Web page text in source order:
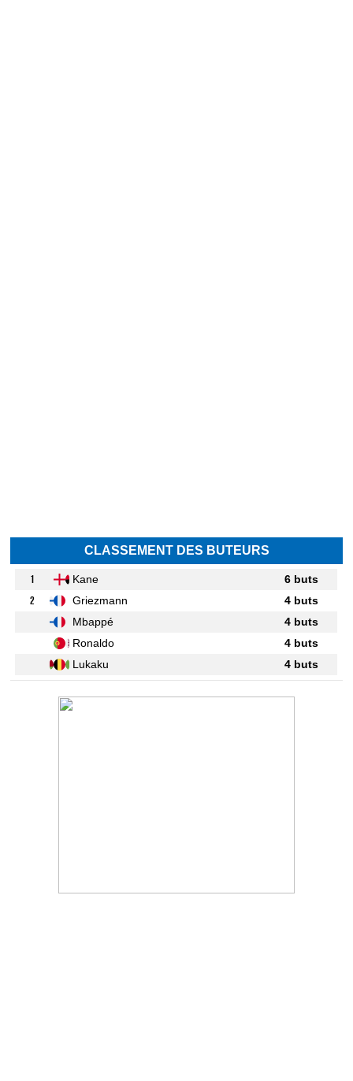
CLASSEMENT DES BUTEURS
1 Kane
6 buts
2
Griezmann
4 buts
Mbappé
4 buts
Ronaldo
4 buts
Lukaku
4 buts